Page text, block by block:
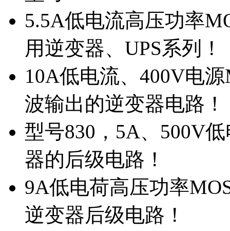
5.5A低电流高压功率
用逆变器、UPS系列！
10A低电流、400V电
波输出的逆变器电路！
型号830，5A、500V
器的后级电路！
9A低电荷高压功率
逆变器后级电路！